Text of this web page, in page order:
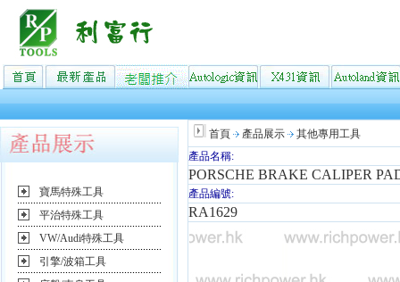
寶馬特殊工具
平治特殊工具
VW/Audi特殊工具
引擎/波箱工具
首頁 產品展示
其他專用工具
產品名稱:
PORSCHE BRAKE CALIPER
產品編號:
RA1629